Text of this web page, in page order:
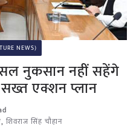
NEWS)
नुकसान नहीं सहेंगे
सख्त एक्शन प्लान
, शिवराज सिंह चौहान